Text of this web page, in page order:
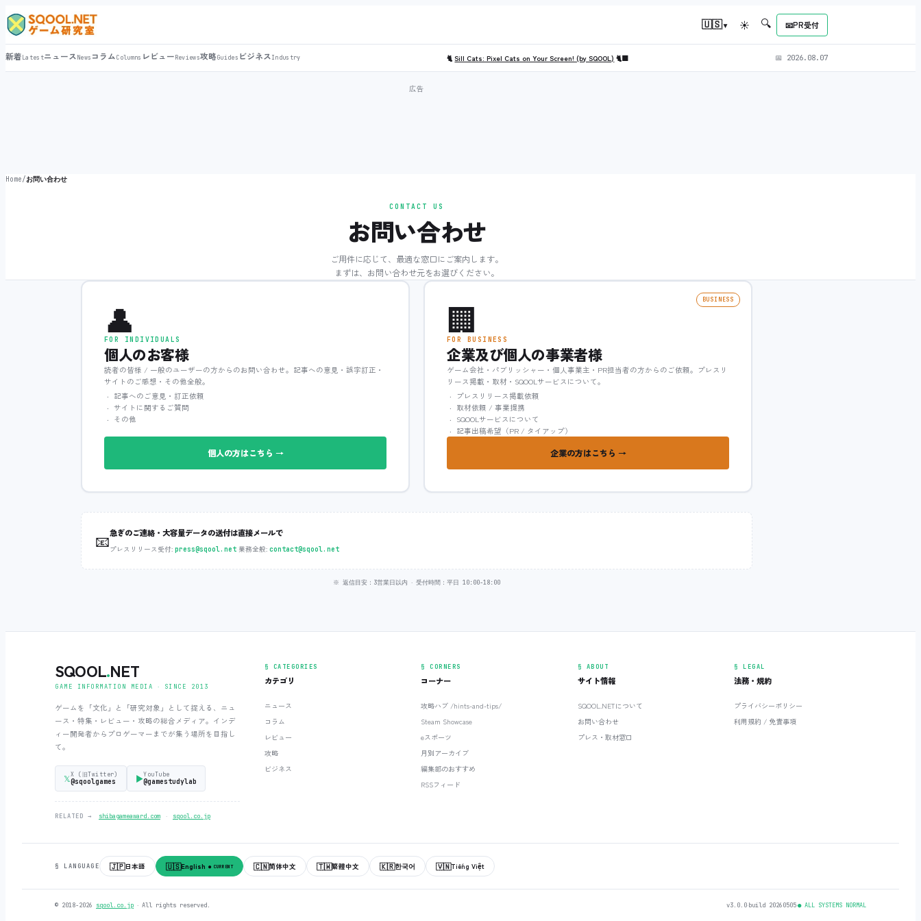
🇺🇸▾ ☀ 🔍 📧PR受付
新着LatestニュースNews コラムColumns レビューReviews攻略Guides ビジネスIndustry 🐈Sill Cats: Pixel Cats on Your Screen! (by SQOOL) 🐈‍⬛ 📅 2026.08.07
Home/お問い合わせ
CONTACT US
お問い合わせ
ご用件に応じて、最適な窓口にご案内します。
まずは、お問い合わせ元をお選びください。
👤
FOR INDIVIDUALS
個人のお客様
読者の皆様 / 一般のユーザーの方からのお問い合わせ。記事への意見・誤字訂正・
サイトのご感想・その他全般。
記事へのご意見・訂正依頼
サイトに関するご質問
その他
個人の方はこちら →
BUSINESS
🏢
FOR BUSINESS
企業及び個人の事業者様
ゲーム会社・パブリッシャー・個人事業主・PR担当者の方からのご依頼。プレスリ
リース掲載・取材・SQOOLサービスについて。
プレスリリース掲載依頼
取材依頼 / 事業提携
SQOOLサービスについて
記事出稿希望（PR / タイアップ）
企業の方はこちら →
📧急ぎのご連絡・大容量データの送付は直接メールで
プレスリリース受付: press@sqool.net 業務全般: contact@sqool.net
※ 返信目安：3営業日以内 ‧ 受付時間：平日 10:00-18:00
SQOOL.NET
GAME INFORMATION MEDIA ‧ SINCE 2013
ゲームを「文化」と「研究対象」として捉える、ニュ
ース・特集・レビュー・攻略の総合メディア。インデ
ィー開発者からプロゲーマーまでが集う場所を目指し
て。
𝕏X (旧Twitter)
@sqoolgames ▶YouTube
@gamestudylab
RELATED → shibagameaward.com ‧ sqool.co.jp
§ CATEGORIES
カテゴリ
ニュース
コラム
レビュー
攻略
ビジネス
§ CORNERS
コーナー
攻略ハブ /hints-and-tips/
Steam Showcase
eスポーツ
月別アーカイブ
編集部のおすすめ
RSSフィード
§ ABOUT
サイト情報
SQOOL.NETについて
お問い合わせ
プレス・取材窓口
§ LEGAL
法務・規約
プライバシーポリシー
利用規約 / 免責事項
§ LANGUAGE 🇯🇵日本語 🇺🇸English ● CURRENT 🇨🇳简体中文 🇹🇼繁體中文 🇰🇷한국어 🇻🇳Tiếng Việt
© 2018-2026 sqool.co.jp ‧ All rights reserved. v3.0.0‧build 20260505‧● ALL SYSTEMS NORMAL